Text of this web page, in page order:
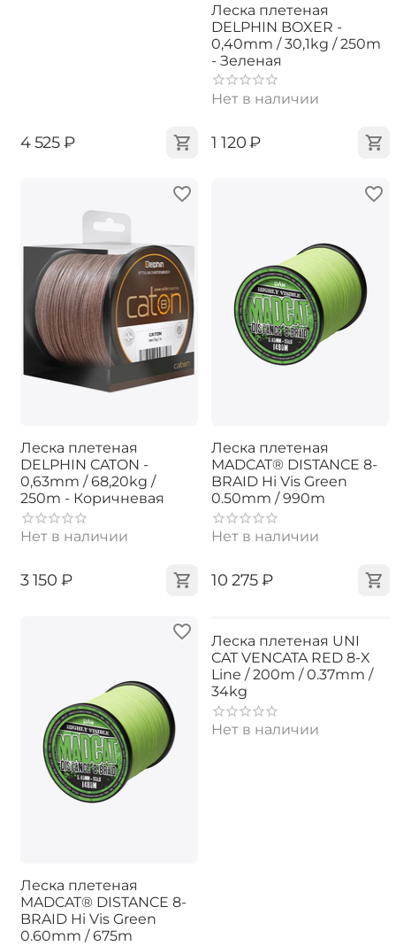
‍4 525‍₽
Леска плетеная
DELPHIN BOXER -
0,40mm / 30,1kg / 250m
- Зеленая
Нет в наличии
‍1 120‍₽
Леска плетеная
DELPHIN CATON -
0,63mm / 68,20kg /
250m - Коричневая
Нет в наличии
‍3 150‍ ₽
Леска плетеная
MADCAT® DISTANCE 8-
BRAID Hi Vis Green
0.50mm / 990m
Нет в наличии
‍10 275‍₽
Леска плетеная
MADCAT® DISTANCE 8-
BRAID Hi Vis Green
0.60mm / 675m
Леска плетеная UNI
CAT VENCATA RED 8-X
Line / 200m / 0.37mm /
34kg
Нет в наличии